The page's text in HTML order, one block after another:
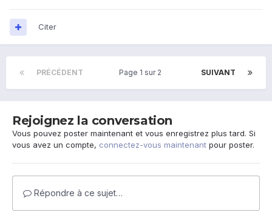
Citer
PRÉCÉDENT SUIVANT
Page 1 sur 2
Rejoignez la conversation
Vous pouvez poster maintenant et vous enregistrez plus tard. Si
vous avez un compte, connectez-vous maintenant pour poster.
Répondre à ce sujet…